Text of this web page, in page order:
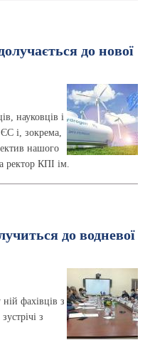
до нової
науковців і
ЄС і, зокрема,
нашого
ректор КПІ ім.
до водневої
фахівців з
з